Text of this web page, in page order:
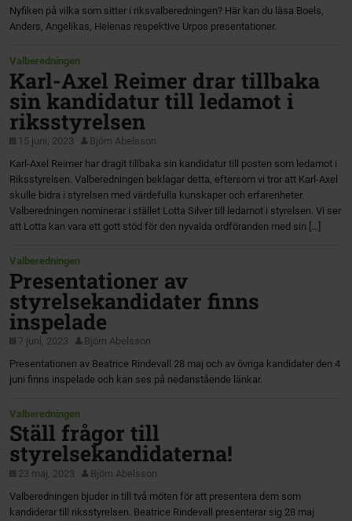
Nyfiken på vilka som sitter i riksvalberedningen? Här kan du läsa Boels,
Anders, Angelikas, Helenas respektive Urpos presentationer.
Valberedningen
Karl-Axel Reimer drar tillbaka
sin kandidatur till ledamot i
riksstyrelsen
15 juni, 2023
Björn Abelsson
Karl-Axel Reimer har dragit tillbaka sin kandidatur till posten som ledamot i
Riksstyrelsen. Valberedningen beklagar detta, eftersom vi tror att Karl-Axel
skulle bidra i styrelsen med värdefulla kunskaper och erfarenheter.
Valberedningen nominerar i stället Lotta Silver till ledamot i styrelsen. Vi ser
att Lotta kan vara ett gott stöd för den nyvalda ordföranden med sin […]
Valberedningen
Presentationer av
styrelsekandidater finns
inspelade
7 juni, 2023
Björn Abelsson
Presentationen av Beatrice Rindevall 28 maj och av övriga kandidater den 4
juni finns inspelade och kan ses på nedanstående länkar.
Valberedningen
Ställ frågor till
styrelsekandidaterna!
23 maj, 2023
Björn Abelsson
Valberedningen bjuder in till två möten för att presentera dem som
kandiderar till riksstyrelsen. Beatrice Rindevall presenterar sig 28 maj